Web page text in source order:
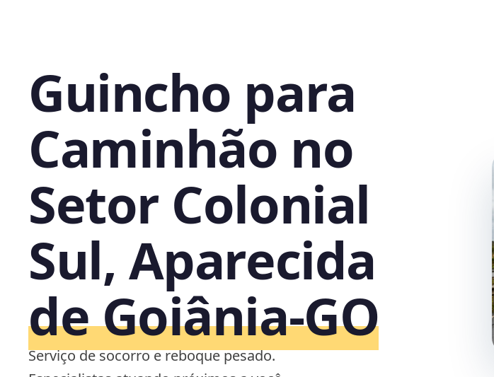
Guincho para
Caminhão no
Setor Colonial
Sul, Aparecida
de Goiânia‑GO
Serviço de socorro e reboque pesado.